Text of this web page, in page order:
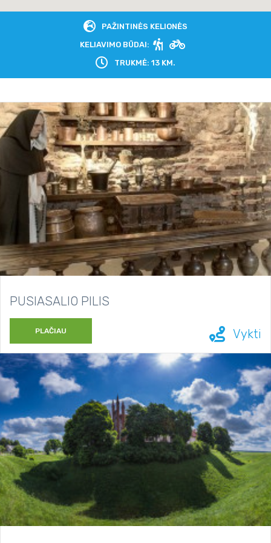
PAŽINTINĖS KELIONĖS
KELIAVIMO BŪDAI:
TRUKMĖ: 13 KM.
PUSIASALIO PILIS
PLAČIAU Vykti